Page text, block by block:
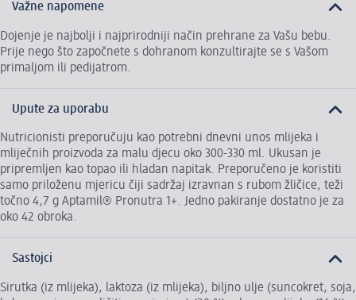
Važne napomene
Dojenje je najbolji i najprirodniji način prehrane za Vašu bebu.
Prije nego što započnete s dohranom konzultirajte se s Vašom
primaljom ili pedijatrom.
Upute za uporabu
Nutricionisti preporučuju kao potrebni dnevni unos mlijeka i
mliječnih proizvoda za malu djecu oko 300-330 ml. Ukusan je
pripremljen kao topao ili hladan napitak. Preporučeno je koristiti
samo priloženu mjericu čiji sadržaj izravnan s rubom žličice, teži
točno 4,7 g Aptamil® Pronutra 1+. Jedno pakiranje dostatno je za
oko 42 obroka.
Sastojci
Sirutka (iz mlijeka), laktoza (iz mlijeka), biljno ulje (suncokret, soja,